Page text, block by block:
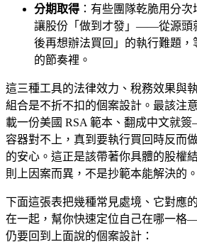
分期取得 ：有些團隊乾脆用分
讓股份「做到才發」——從源頭
後再想辦法買回」的執行難題
的節奏裡。
這三種工具的法律效力、稅務效果與
組合是不折不扣的個案設計。最該注
載一份美國 RSA 範本、翻成中文就
容器對不上，真到要執行買回時反而
的安心。這正是該帶著你具體的股權
則上因案而異，不是抄範本能解決的。
下面這張表把幾種常見處境、它對應
在一起，幫你快速定位自己在哪一
仍要回到上面說的個案設計：